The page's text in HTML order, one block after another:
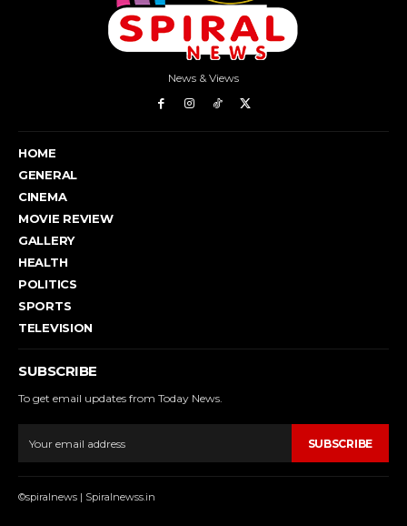
News & Views
HOME
GENERAL
CINEMA
MOVIE REVIEW
GALLERY
HEALTH
POLITICS
SPORTS
TELEVISION
SUBSCRIBE
To get email updates from Today News.
SUBSCRIBE
©spiralnews | Spiralnewss.in